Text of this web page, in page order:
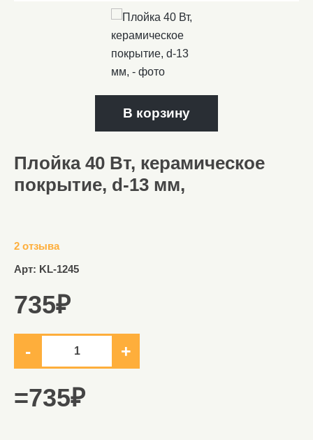
В корзину
Плойка 40 Вт, керамическое
покрытие, d-13 мм,
2 отзыва
Арт: KL-1245
735₽
=735₽